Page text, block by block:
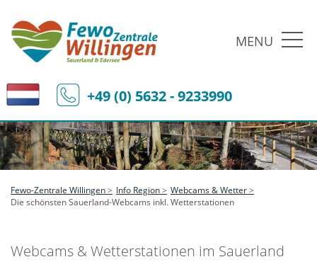
MENU
+49 (0) 5632 - 9233990
Fewo-Zentrale Willingen Info Region
Webcams & Wetter
Die schönsten Sauerland-Webcams inkl. Wetterstationen
Webcams & Wetterstationen im Sauerland